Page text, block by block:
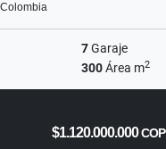
7Garaje
300Área m2
$1.120.000.000COP